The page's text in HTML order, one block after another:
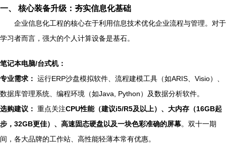
一、 核心装备升级：夯实信息化基础
企业信息化工程的核心在于利用信息技术优化企业流程与管理。对于
学习者而言，强大的个人计算设备是基石。
笔记本电脑/台式机：
专业需求： 运行ERP沙盘模拟软件、流程建模工具（如ARIS、Visio）、
数据库管理系统、编程环境（如Java, Python）及数据分析软件。
选购建议： 重点关注CPU性能（建议i5/R5及以上）、大内存（16GB起
步，32GB更佳）、高速固态硬盘以及一块色彩准确的屏幕。双十一期
间，各大品牌的工作站、高性能轻薄本常有优惠。